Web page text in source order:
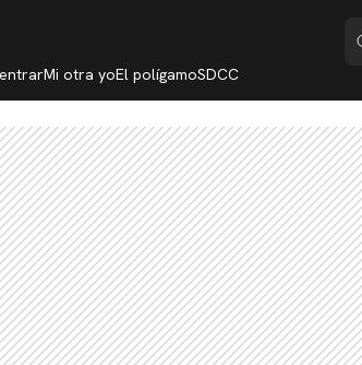
Mi otra yoEl polígamoSDCC